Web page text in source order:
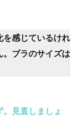
を感じているけれ
。ブラのサイズは
見直しましょ